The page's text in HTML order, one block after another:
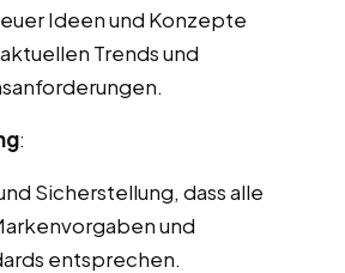
Ideen und Konzepte
Trends und
:
Sicherstellung, dass alle
und
entsprechen.